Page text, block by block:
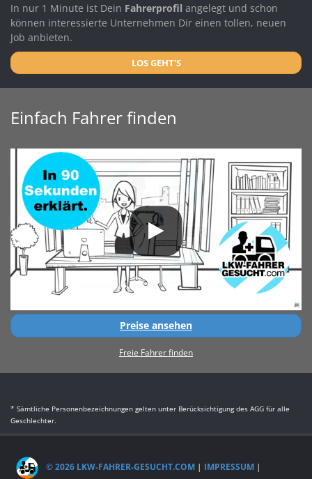
In nur 1 Minute ist Dein Fahrerprofil angelegt und schon
können interessierte Unternehmen Dir einen tollen, neuen
Job anbieten.
LOS GEHT'S
Einfach Fahrer finden
Preise ansehen
Freie Fahrer finden
* Sämtliche Personenbezeichnungen gelten unter Berücksichtigung des AGG für alle
Geschlechter.
© 2026 LKW-FAHRER-GESUCHT.COM | IMPRESSUM |